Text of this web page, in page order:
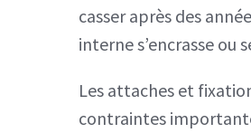
casser après des
interne s’encrasse
Les attaches et
contraintes